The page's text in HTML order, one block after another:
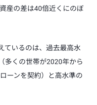
産の差は40倍近くにのぼ
ているのは、過去最高水
多くの世帯が2020年から
ーンを契約）と高水準の